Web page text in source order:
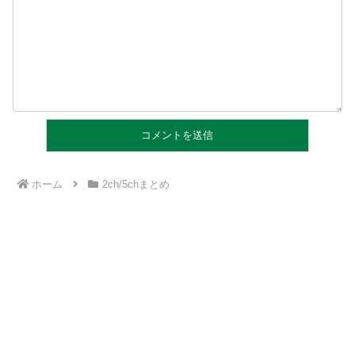
ホーム 2ch/5chまとめ